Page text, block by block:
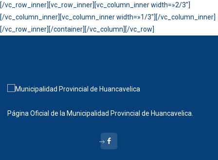
[/vc_row_inner][vc_row_inner][vc_column_inner width=»2/3″]
[/vc_column_inner][vc_column_inner width=»1/3″][/vc_column_inner]
[/vc_row_inner][/container][/vc_column][/vc_row]
Página Oficial de la Municipalidad Provincial de Huancavelica.